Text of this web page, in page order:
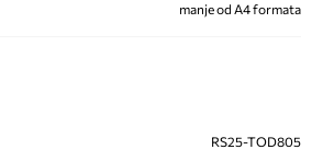
manje od A4 formata
RS25-TOD805